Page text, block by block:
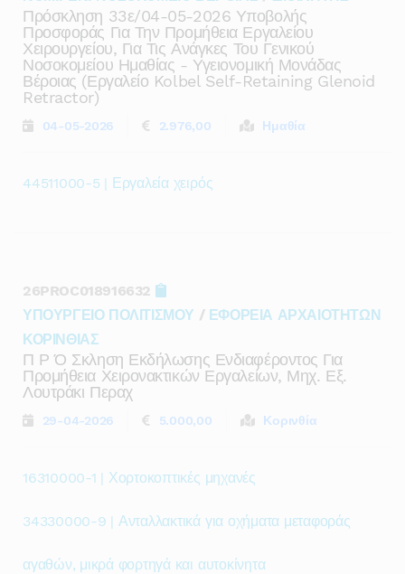
Πρόσκληση 33ε/04-05-2026 Υποβολής
Προσφοράς Για Την Προμήθεια Εργαλείου
Χειρουργείου, Για Τις Ανάγκες Του Γενικού
Νοσοκομείου Ημαθίας - Υγειονομική Μονάδας
Βέροιας (εργαλείο Kolbel Self-Retaining Glenoid
Retractor)
04-05-2026 2.976,00 Ημαθία
44511000-5 | Εργαλεία χειρός
26PROC018916632
ΥΠΟΥΡΓΕΙΟ ΠΟΛΙΤΙΣΜΟΥ / ΕΦΟΡΕΙΑ ΑΡΧΑΙΟΤΗΤΩΝ
ΚΟΡΙΝΘΙΑΣ
Π Ρ Ό Σκληση Εκδήλωσης Ενδιαφέροντος Για
Προμήθεια Χειρονακτικών Εργαλείων, Μηχ. Εξ.
Λουτράκι Περαχ
29-04-2026 5.000,00 Κορινθία
16310000-1 | Χορτοκοπτικές μηχανές
34330000-9 | Ανταλλακτικά για οχήματα μεταφοράς
αγαθών, μικρά φορτηγά και αυτοκίνητα